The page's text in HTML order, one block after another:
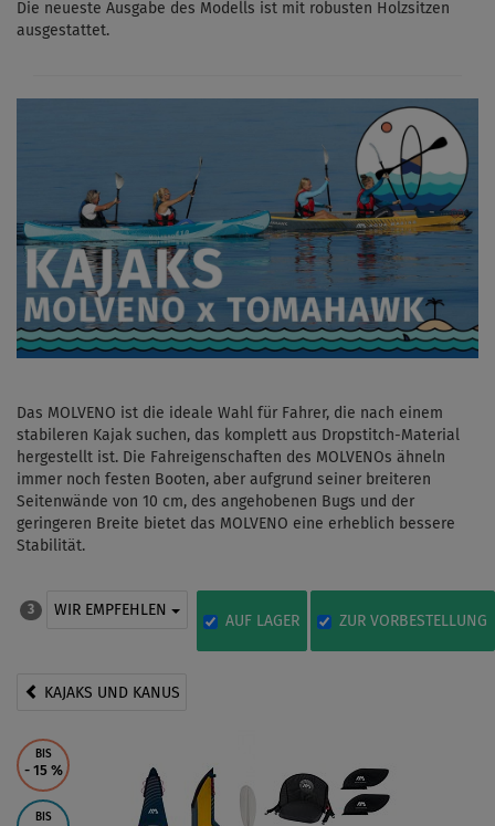
Die neueste Ausgabe des Modells ist mit robusten Holzsitzen
ausgestattet.
Das MOLVENO ist die ideale Wahl für Fahrer, die nach einem
stabileren Kajak suchen, das komplett aus Dropstitch-Material
hergestellt ist. Die Fahreigenschaften des MOLVENOs ähneln
immer noch festen Booten, aber aufgrund seiner breiteren
Seitenwände von 10 cm, des angehobenen Bugs und der
geringeren Breite bietet das MOLVENO eine erheblich bessere
Stabilität.
3 WIR EMPFEHLEN
AUF LAGER ZUR VORBESTELLUNG
KAJAKS UND KANUS
BIS
- 15 %
BIS